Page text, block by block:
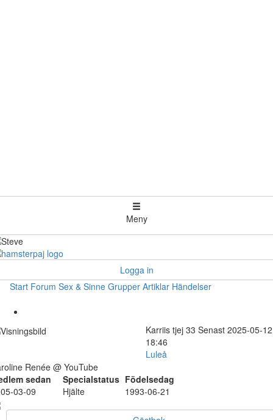
Meny
Logga in
Start Forum Sex & Sinne Grupper Artiklar Händelser
Karriis tjej 33 Senast 2025-05-12
18:46
Luleå
Renée @ YouTube
sedan
Specialstatus Födelsedag
03-09
Hjälte 1993-06-21